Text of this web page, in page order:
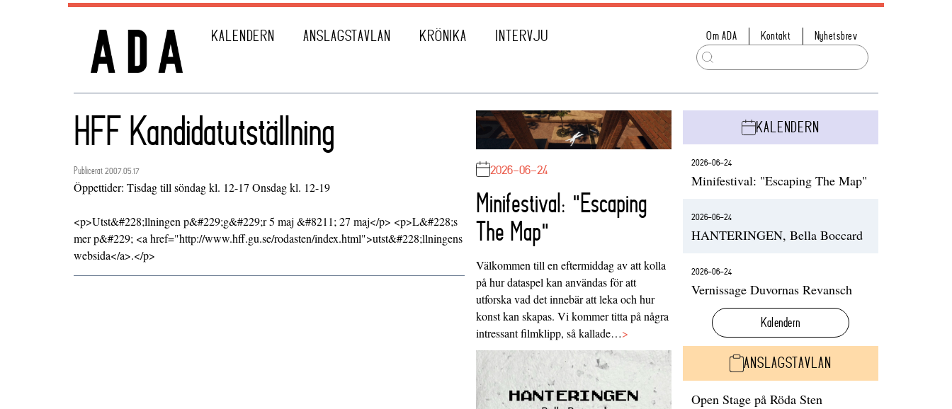
KALENDERN ANSLAGSTAVLAN KRÖNIKA INTERVJU Om ADA Kontakt Nyhetsbrev
HFF Kandidatutställning
Publicerat 2007.05.17
Öppettider: Tisdag till söndag kl. 12-17 Onsdag kl. 12-19
<p>Utst&#228;llningen p&#229;g&#229;r 5 maj &#8211; 27 maj</p> <p>L&#228;s
mer p&#229; <a href="http://www.hff.gu.se/rodasten/index.html">utst&#228;llningens
websida</a>.</p>
2026-06-24
Minifestival: "Escaping
The Map"
Välkommen till en eftermiddag av att kolla
på hur dataspel kan användas för att
utforska vad det innebär att leka och hur
konst kan skapas. Vi kommer titta på några
intressant filmklipp, så kallade…>
KALENDERN
2026-06-24
Minifestival: "Escaping The Map"
2026-06-24
HANTERINGEN, Bella Boccard
2026-06-24
Vernissage Duvornas Revansch
Kalendern
ANSLAGSTAVLAN
Open Stage på Röda Sten